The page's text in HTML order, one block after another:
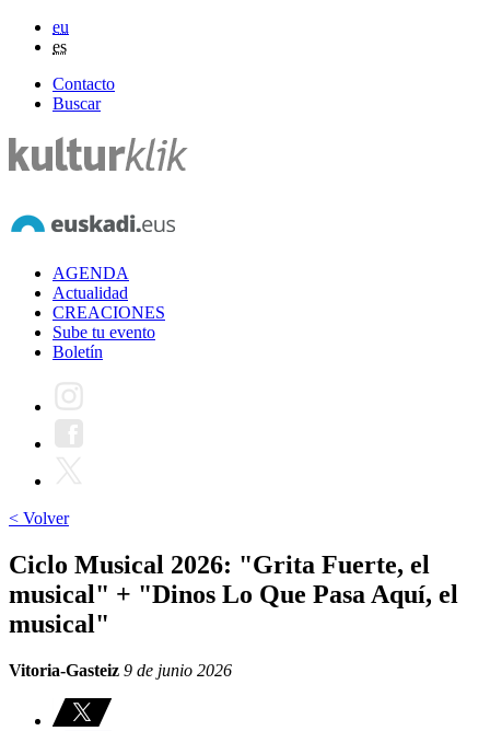
eu
es
Contacto
Buscar
AGENDA
Actualidad
CREACIONES
Sube tu evento
Boletín
< Volver
Ciclo Musical 2026: "Grita Fuerte, el
musical" + "Dinos Lo Que Pasa Aquí, el
musical"
Vitoria-Gasteiz 9 de junio 2026